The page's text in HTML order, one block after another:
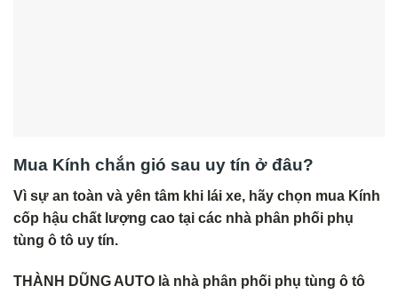
Mua Kính chắn gió sau uy tín ở đâu?
Vì sự an toàn và yên tâm khi lái xe, hãy chọn mua Kính
cốp hậu chất lượng cao tại các nhà phân phối phụ
tùng ô tô uy tín.
THÀNH DŨNG AUTO là nhà phân phối phụ tùng ô tô